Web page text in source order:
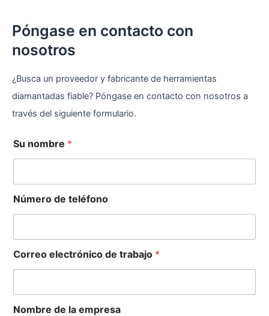
Póngase en contacto con
nosotros
¿Busca un proveedor y fabricante de herramientas
diamantadas fiable? Póngase en contacto con nosotros a
través del siguiente formulario.
Su nombre *
Número de teléfono
Correo electrónico de trabajo *
Nombre de la empresa